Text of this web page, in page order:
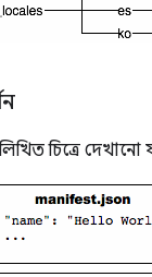
চিত্রে